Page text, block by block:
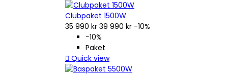
Clubpaket 1500W
35 990 kr 39 990 kr −10%
−10%
Paket
 Quick view